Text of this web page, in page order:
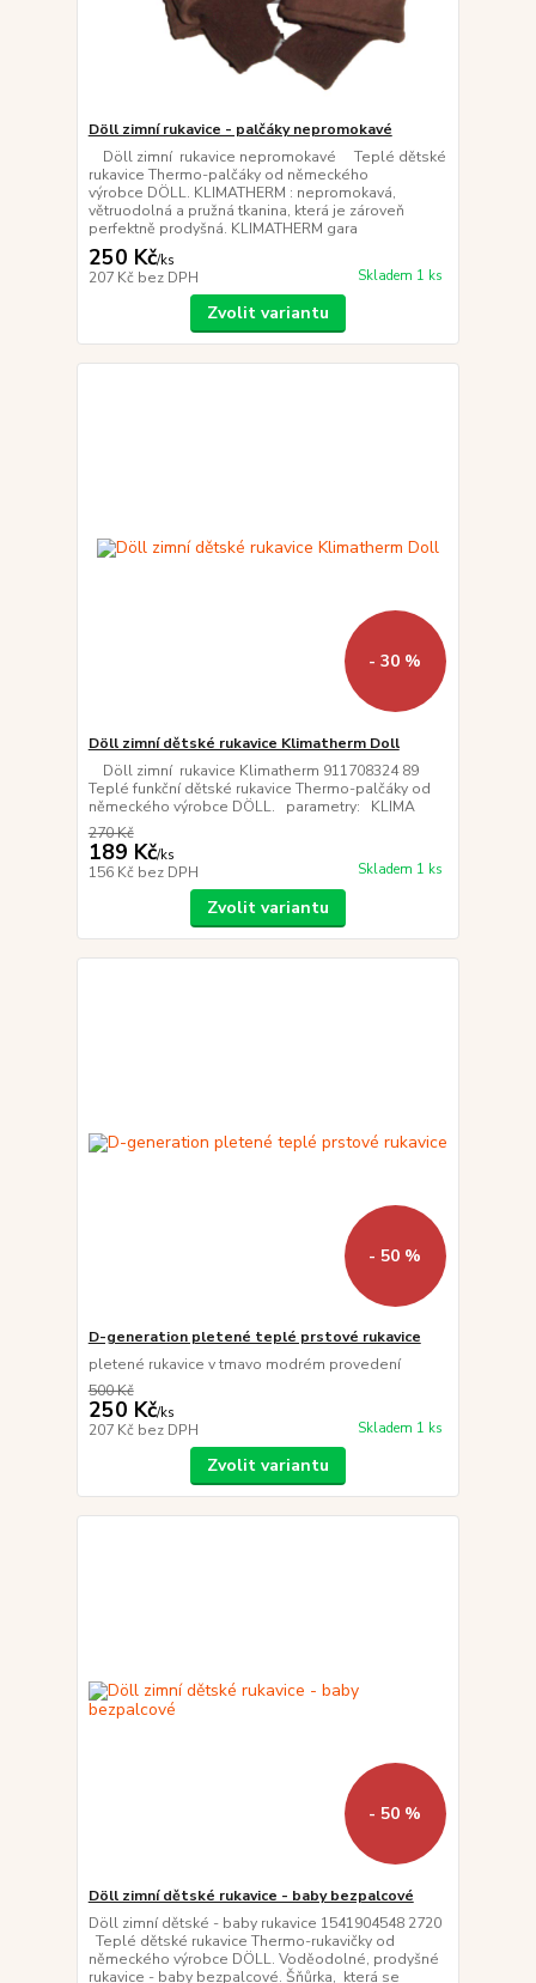
Döll zimní rukavice - palčáky nepromokavé
Döll zimní rukavice nepromokavé Teplé dětské
rukavice Thermo-palčáky od německého
výrobce DÖLL. KLIMATHERM : nepromokavá,
větruodolná a pružná tkanina, která je zároveň
perfektně prodyšná. KLIMATHERM gara
250 Kč/ks
207 Kč bez DPH Skladem 1 ks
Zvolit variantu
- 30 %
Döll zimní dětské rukavice Klimatherm Doll
Döll zimní rukavice Klimatherm 911708324 89
Teplé funkční dětské rukavice Thermo-palčáky od
německého výrobce DÖLL. parametry: KLIMA
270 Kč
189 Kč/ks
156 Kč bez DPH Skladem 1 ks
Zvolit variantu
- 50 %
D-generation pletené teplé prstové rukavice
pletené rukavice v tmavo modrém provedení
500 Kč
250 Kč/ks
207 Kč bez DPH Skladem 1 ks
Zvolit variantu
- 50 %
Döll zimní dětské rukavice - baby bezpalcové
Döll zimní dětské - baby rukavice 1541904548 2720
Teplé dětské rukavice Thermo-rukavičky od
německého výrobce DÖLL. Voděodolné, prodyšné
rukavice - baby bezpalcové. Šňůrka, která se